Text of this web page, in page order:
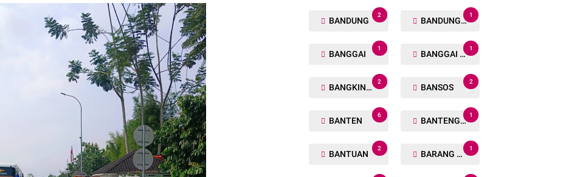
BANDUNG
2
BANDUNG BARAT
1
BANGGAI
1
BANGGAI LAUT
1
BANGKINANG
2
BANSOS
2
BANTEN
6
BANTENG RAIDERS
1
BANTUAN
2
BARANG TUAKA
1